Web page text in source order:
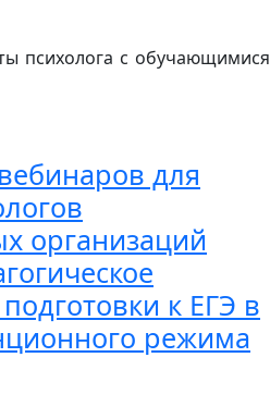
психолога с обучающимися
онлайн конференция
для
организаций
к ЕГЭ в
режима